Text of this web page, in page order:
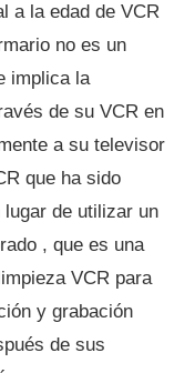
a la edad de VCR
no es un
implica la
de su VCR en
a su televisor
que ha sido
lugar de utilizar un
, que es una
VCR para
y grabación
de sus